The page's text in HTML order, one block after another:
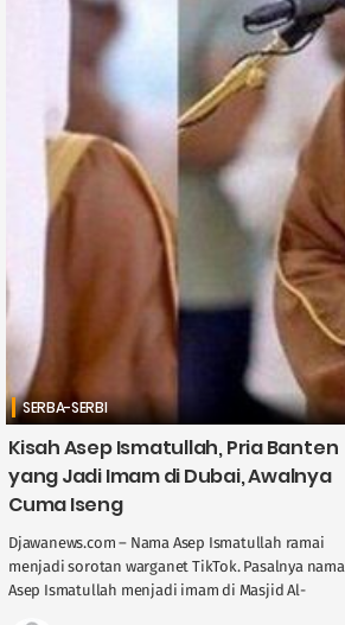
SERBA-SERBI
Kisah Asep Ismatullah, Pria Banten
yang Jadi Imam di Dubai, Awalnya
Cuma Iseng
Djawanews.com – Nama Asep Ismatullah ramai
menjadi sorotan warganet TikTok. Pasalnya nama
Asep Ismatullah menjadi imam di Masjid Al-